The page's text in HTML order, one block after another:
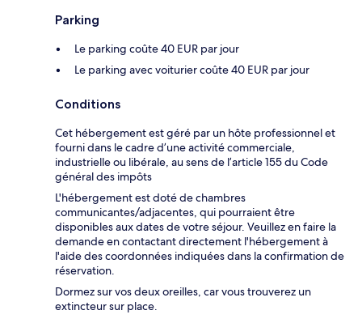
Parking
Le parking coûte 40 EUR par jour
Le parking avec voiturier coûte 40 EUR par jour
Conditions
Cet hébergement est géré par un hôte professionnel et
fourni dans le cadre d’une activité commerciale,
industrielle ou libérale, au sens de l’article 155 du Code
général des impôts
L'hébergement est doté de chambres
communicantes/adjacentes, qui pourraient être
disponibles aux dates de votre séjour. Veuillez en faire la
demande en contactant directement l'hébergement à
l'aide des coordonnées indiquées dans la confirmation de
réservation.
Dormez sur vos deux oreilles, car vous trouverez un
extincteur sur place.